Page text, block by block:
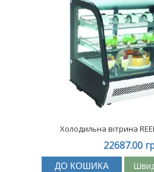
Холодильна вітрина
22687.00
ДО КОШИКА